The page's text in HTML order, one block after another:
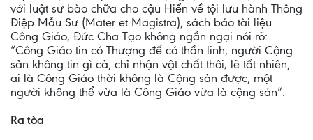
với luật sư bào chữa cho cậu Hiển về tội lưu hành Thông
Điệp Mẫu Sư (Mater et Magistra), sách báo tài liệu
Công Giáo, Đức Cha Tạo không ngần ngại nói rõ:
“Công Giáo tin có Thượng đế có thần linh, người Cộng
sản không tin gì cả, chỉ nhận vật chất thôi; lẽ tất nhiên,
ai là Công Giáo thời không là Cộng sản được, một
người không thể vừa là Công Giáo vừa là cộng sản”.
Ra tòa